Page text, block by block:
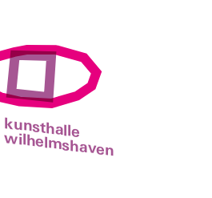
kunsthalle
wilhelmshaven